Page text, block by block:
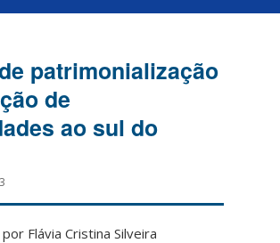
patrimonialização
de
ao sul do
Flávia Cristina Silveira